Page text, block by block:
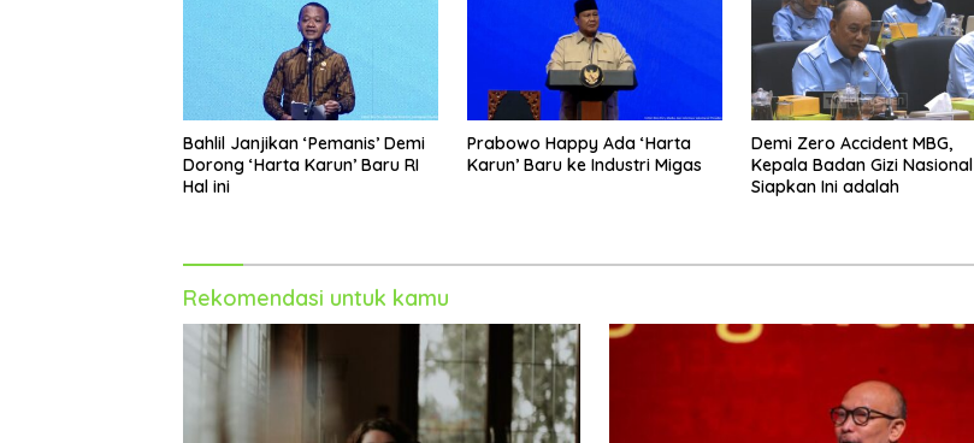
Bahlil Janjikan ‘Pemanis’ Demi
Dorong ‘Harta Karun’ Baru RI
Hal ini
Prabowo Happy Ada ‘Harta
Karun’ Baru ke Industri Migas
Demi Zero Accident MBG,
Kepala Badan Gizi Nasional
Siapkan Ini adalah
Rekomendasi untuk kamu